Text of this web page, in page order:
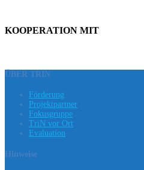
KOOPERATION MIT
ÜBER TRIN
Förderung
Projektpartner
Fokusgruppe
TriN vor Ort
Evaluation
Hinweise